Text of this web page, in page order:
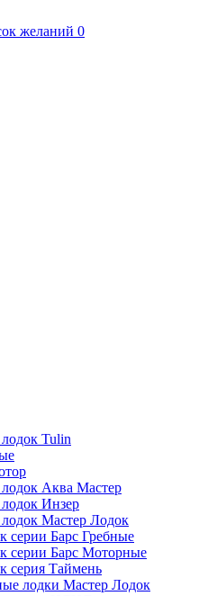
0
Tulin
Аква Мастер
Инзер
Мастер Лодок
серии Барс Гребные
серии Барс Моторные
серия Таймень
лодки Мастер Лодок